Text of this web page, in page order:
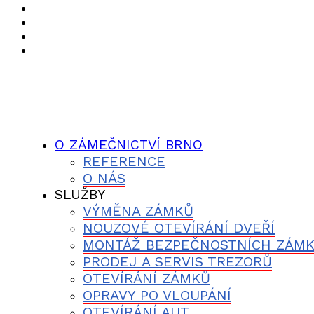
O ZÁMEČNICTVÍ BRNO
REFERENCE
O NÁS
SLUŽBY
VÝMĚNA ZÁMKŮ
NOUZOVÉ OTEVÍRÁNÍ DVEŘÍ
MONTÁŽ BEZPEČNOSTNÍCH
PRODEJ A SERVIS TREZORŮ
OTEVÍRÁNÍ ZÁMKŮ
OPRAVY PO VLOUPÁNÍ